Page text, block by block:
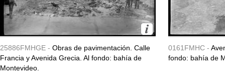
25886FMHGE - Obras de pavimentación. Calle
Francia y Avenida Grecia. Al fondo: bahía de
Montevideo.
0161FMHC -
fondo: bahía de